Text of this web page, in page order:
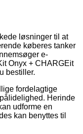
løsninger til at
køberes tanker
e-
Onyx + CHARGEit
bestiller.
fordelagtige
Herinde
udforme en
kan benyttes til